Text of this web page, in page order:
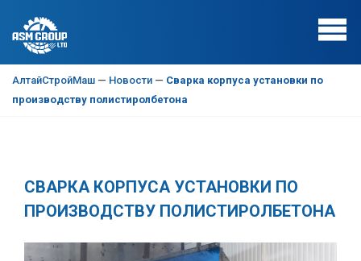
АлтайСтройМаш — Новости — Сварка корпуса установки по
производству полистиролбетона
СВАРКА КОРПУСА УСТАНОВКИ ПО
ПРОИЗВОДСТВУ ПОЛИСТИРОЛБЕТОНА